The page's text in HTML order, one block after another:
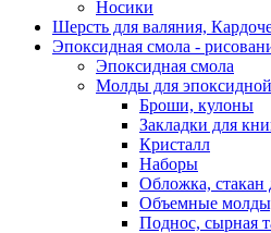
Носики
Шерсть для валяния,
Эпоксидная смола -
Эпоксидная смола
Молды для
Броши, кулоны
Закладки для
Кристалл
Наборы
Обложка, стакан
Объемные
Поднос, сырная